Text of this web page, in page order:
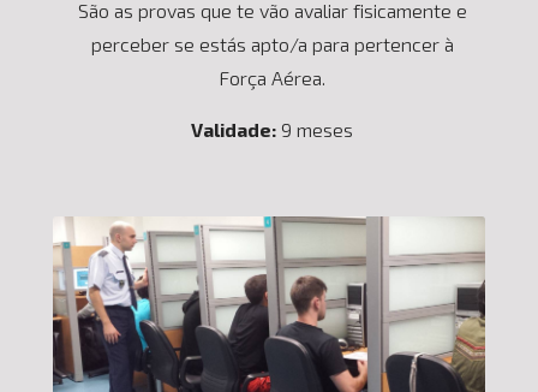
São as provas que te vão avaliar fisicamente e
perceber se estás apto/a para pertencer à
Força Aérea.
Validade: 9 meses